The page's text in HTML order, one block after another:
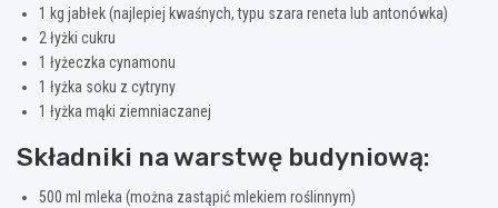
1 kg jabłek (najlepiej kwaśnych, typu szara reneta lub antonówka)
2 łyżki cukru
1 łyżeczka cynamonu
1 łyżka soku z cytryny
1 łyżka mąki ziemniaczanej
Składniki na warstwę budyniową:
500 ml mleka (można zastąpić mlekiem roślinnym)